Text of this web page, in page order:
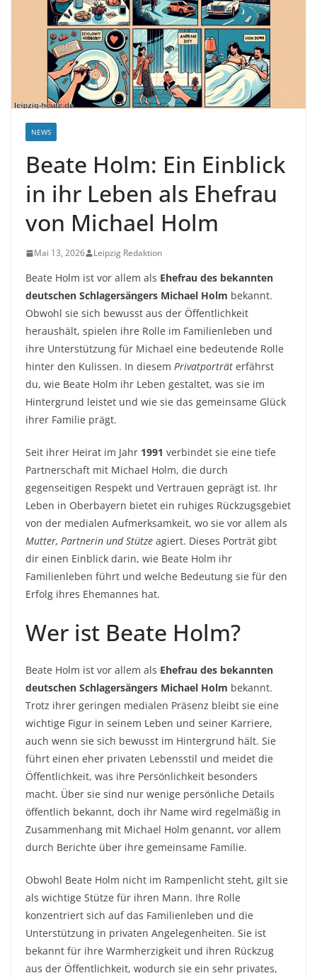
NEWS
Beate Holm: Ein Einblick
in ihr Leben als Ehefrau
von Michael Holm
Mai 13, 2026 Leipzig Redaktion
Beate Holm ist vor allem als Ehefrau des bekannten
deutschen Schlagersängers Michael Holm bekannt.
Obwohl sie sich bewusst aus der Öffentlichkeit
heraushält, spielen ihre Rolle im Familienleben und
ihre Unterstützung für Michael eine bedeutende Rolle
hinter den Kulissen. In diesem Privatporträt erfährst
du, wie Beate Holm ihr Leben gestaltet, was sie im
Hintergrund leistet und wie sie das gemeinsame Glück
ihrer Familie prägt.
Seit ihrer Heirat im Jahr 1991 verbindet sie eine tiefe
Partnerschaft mit Michael Holm, die durch
gegenseitigen Respekt und Vertrauen geprägt ist. Ihr
Leben in Oberbayern bietet ein ruhiges Rückzugsgebiet
von der medialen Aufmerksamkeit, wo sie vor allem als
Mutter, Partnerin und Stütze agiert. Dieses Porträt gibt
dir einen Einblick darin, wie Beate Holm ihr
Familienleben führt und welche Bedeutung sie für den
Erfolg ihres Ehemannes hat.
Wer ist Beate Holm?
Beate Holm ist vor allem als Ehefrau des bekannten
deutschen Schlagersängers Michael Holm bekannt.
Trotz ihrer geringen medialen Präsenz bleibt sie eine
wichtige Figur in seinem Leben und seiner Karriere,
auch wenn sie sich bewusst im Hintergrund hält. Sie
führt einen eher privaten Lebensstil und meidet die
Öffentlichkeit, was ihre Persönlichkeit besonders
macht. Über sie sind nur wenige persönliche Details
öffentlich bekannt, doch ihr Name wird regelmäßig in
Zusammenhang mit Michael Holm genannt, vor allem
durch Berichte über ihre gemeinsame Familie.
Obwohl Beate Holm nicht im Rampenlicht steht, gilt sie
als wichtige Stütze für ihren Mann. Ihre Rolle
konzentriert sich auf das Familienleben und die
Unterstützung in privaten Angelegenheiten. Sie ist
bekannt für ihre Warmherzigkeit und ihren Rückzug
aus der Öffentlichkeit, wodurch sie ein sehr privates,